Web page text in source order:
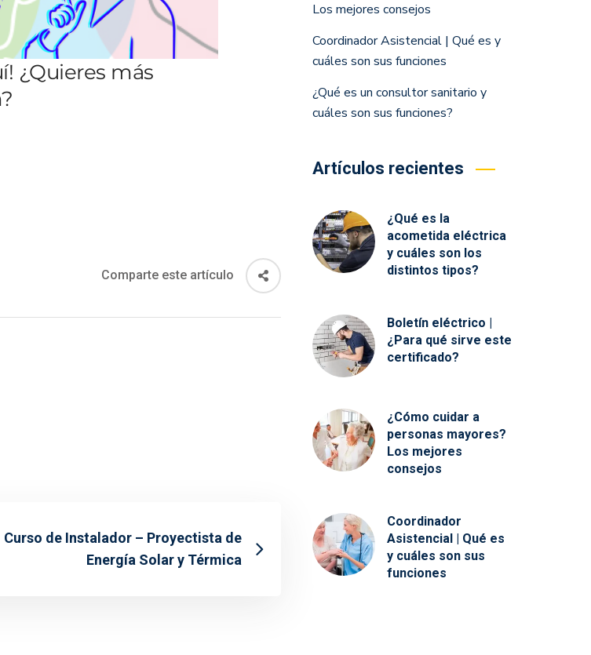
Comparte este artículo
Curso de Instalador – Proyectista de
Energía Solar y Térmica
Los mejores consejos
Coordinador Asistencial | Qué es y
cuáles son sus funciones
¿Qué es un consultor sanitario y
cuáles son sus funciones?
Artículos recientes
¿Qué es la
acometida eléctrica
y cuáles son los
distintos tipos?
Boletín eléctrico |
¿Para qué sirve este
certificado?
¿Cómo cuidar a
personas mayores?
Los mejores
consejos
Coordinador
Asistencial | Qué es
y cuáles son sus
funciones